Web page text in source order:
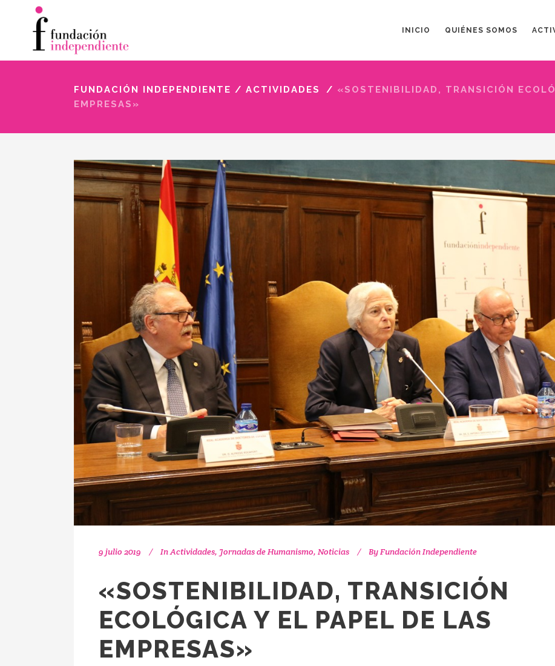
INICIO QUIÉNES SOMOS
FUNDACIÓN INDEPENDIENTE / ACTIVIDADES / «SOSTENIBILIDAD, TRANSICIÓN
EMPRESAS»
9 julio 2019 InActividades, Jornadas de Humanismo, Noticias ByFundación Independiente
«SOSTENIBILIDAD, TRANSICIÓN
ECOLÓGICA Y EL PAPEL DE LAS
EMPRESAS»